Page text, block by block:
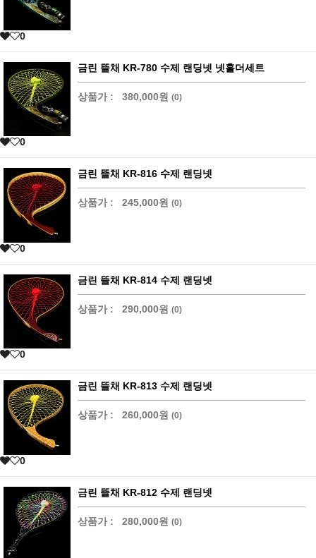
0
금린 뜰채 KR-780 수제 랜딩넷 넷홀더세트
상품가 : 380,000원 (0)
0
금린 뜰채 KR-816 수제 랜딩넷
상품가 : 245,000원 (0)
0
금린 뜰채 KR-814 수제 랜딩넷
상품가 : 290,000원 (0)
0
금린 뜰채 KR-813 수제 랜딩넷
상품가 : 260,000원 (0)
0
금린 뜰채 KR-812 수제 랜딩넷
상품가 : 280,000원 (0)